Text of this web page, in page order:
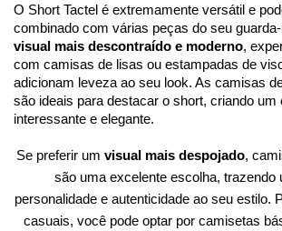
O Short Tactel é extremamente versátil e
combinado com várias peças do seu
visual mais descontraído e moderno,
com camisas de lisas ou estampadas de
adicionam leveza ao seu look. As camisas
são ideais para destacar o short, criando um
interessante e elegante.
Se preferir um visual mais despojado,
são uma excelente escolha, trazendo
personalidade e autenticidade ao seu estilo.
casuais, você pode optar por camisetas